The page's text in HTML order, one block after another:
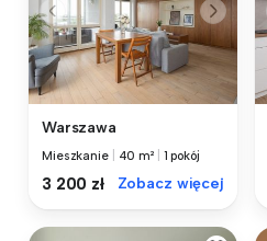
Warszawa
Mieszkanie 40 m² 1 pokój
3 200 zł Zobacz więcej